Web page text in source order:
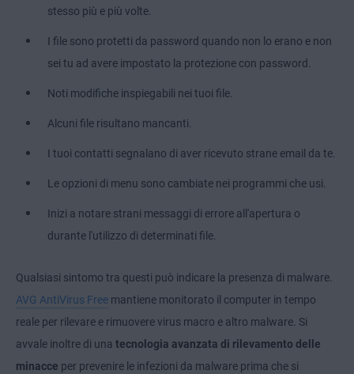
stesso più e più volte.
I file sono protetti da password quando non lo erano e non
sei tu ad avere impostato la protezione con password.
Noti modifiche inspiegabili nei tuoi file.
Alcuni file risultano mancanti.
I tuoi contatti segnalano di aver ricevuto strane email da te.
Le opzioni di menu sono cambiate nei programmi che usi.
Inizi a notare strani messaggi di errore all'apertura o
durante l'utilizzo di determinati file.
Qualsiasi sintomo tra questi può indicare la presenza di malware.
AVG AntiVirus Free mantiene monitorato il computer in tempo
reale per rilevare e rimuovere virus macro e altro malware. Si
avvale inoltre di una tecnologia avanzata di rilevamento delle
minacce per prevenire le infezioni da malware prima che si